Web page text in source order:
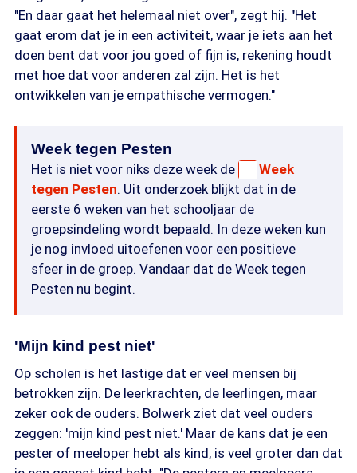
"En daar gaat het helemaal niet over", zegt hij. "Het
gaat erom dat je in een activiteit, waar je iets aan het
doen bent dat voor jou goed of fijn is, rekening houdt
met hoe dat voor anderen zal zijn. Het is het
ontwikkelen van je empathische vermogen."
Week tegen Pesten
Het is niet voor niks deze week de
Week
tegen Pesten. Uit onderzoek blijkt dat in de
eerste 6 weken van het schooljaar de
groepsindeling wordt bepaald. In deze weken kun
je nog invloed uitoefenen voor een positieve
sfeer in de groep. Vandaar dat de Week tegen
Pesten nu begint.
'Mijn kind pest niet'
Op scholen is het lastige dat er veel mensen bij
betrokken zijn. De leerkrachten, de leerlingen, maar
zeker ook de ouders. Bolwerk ziet dat veel ouders
zeggen: 'mijn kind pest niet.' Maar de kans dat je een
pester of meeloper hebt als kind, is veel groter dan dat